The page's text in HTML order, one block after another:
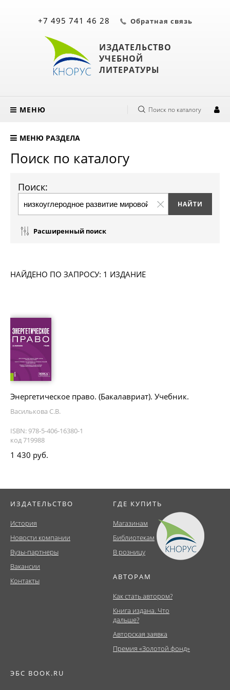
ИЗДАТЕЛЬСТВО
УЧЕБНОЙ
ЛИТЕРАТУРЫ
+7 495 741 46 28 Обратная связь
МЕНЮ Поиск по каталогу
МЕНЮ РАЗДЕЛА
Поиск по каталогу
Поиск:
Расширенный поиск
НАЙДЕНО ПО ЗАПРОСУ: 1 ИЗДАНИЕ
Энергетическое право. (Бакалавриат). Учебник.
Василькова С.В.
ISBN: 978-5-406-16380-1
код 719988
1 430 руб.
ИЗДАТЕЛЬСТВО
История
Новости компании
Вузы-партнеры
Вакансии
Контакты
ГДЕ КУПИТЬ
Магазинам
Библиотекам
В розницу
АВТОРАМ
Как стать автором?
Книга издана. Что
дальше?
Авторская заявка
Премия «Золотой фонд»
ЭБС BOOK.RU